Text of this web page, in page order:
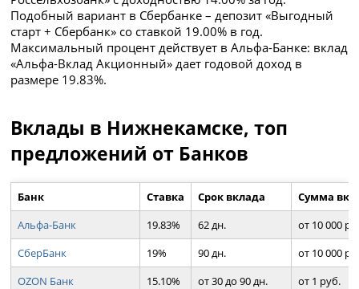
Подобный вариант в Сбербанке – депозит «Выгодный
старт + Сбербанк» со ставкой 19.00% в год.
Максимальный процент действует в Альфа-Банке: вклад
«Альфа-Вклад Акционный» дает годовой доход в
размере 19.83%.
Вклады в Нижнекамске, топ
предложений от Банков
Банк Ставка Срок вклада
Сумма
Альфа-Банк
19.83% 62 дн.
от 10 000
СберБанк
19% 90 дн.
от 10 000
OZON Банк
15.10% от 30 до 90 дн.
от 1 руб.